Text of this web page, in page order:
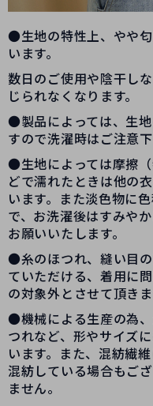
●生地の特性上、やや
います。
数日のご使用や陰干し
じられなくなります。
●製品によっては、生
すので洗濯時はご注意下
●生地によっては摩擦
どで濡れたときは他の
います。また淡色物に
で、お洗濯後はすみや
お願いいたします。
●糸のほつれ、縫い目
ていただける、着用に
の対象外とさせて頂き
●機械による生産の為
つれなど、形やサイズ
います。また、混紡繊
混紡している場合もご
ません。